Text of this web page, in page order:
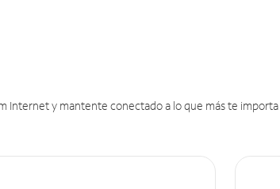
Internet y mantente conectado a lo que más te